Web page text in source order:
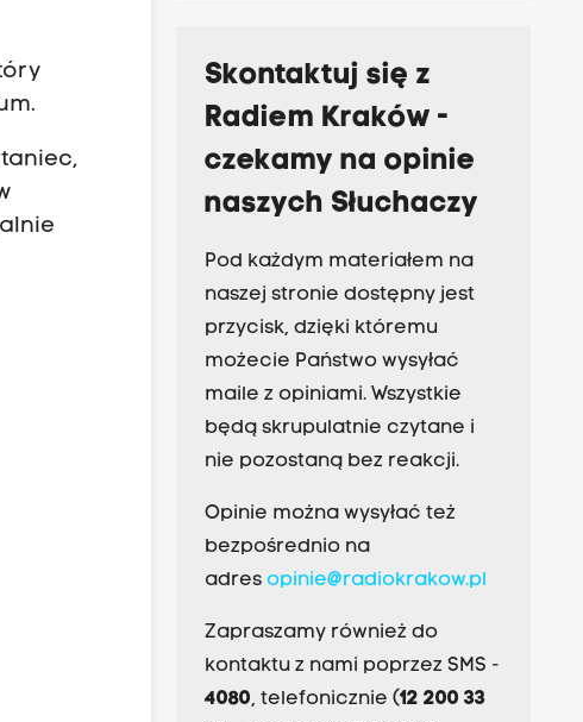
Skontaktuj się z
Radiem Kraków -
czekamy na opinie
naszych Słuchaczy
Pod każdym materiałem na
naszej stronie dostępny jest
przycisk, dzięki któremu
możecie Państwo wysyłać
maile z opiniami. Wszystkie
będą skrupulatnie czytane i
nie pozostaną bez reakcji.
Opinie można wysyłać też
bezpośrednio na
adres opinie@radiokrakow.pl
Zapraszamy również do
kontaktu z nami poprzez SMS -
4080, telefonicznie (12 200 33